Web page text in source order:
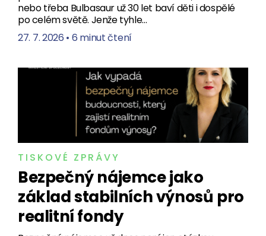
nebo třeba Bulbasaur už 30 let baví děti i dospělé
po celém světě. Jenže tyhle…
27. 7. 2026 • 6 minut čtení
TISKOVÉ ZPRÁVY
Bezpečný nájemce jako
základ stabilních výnosů pro
realitní fondy